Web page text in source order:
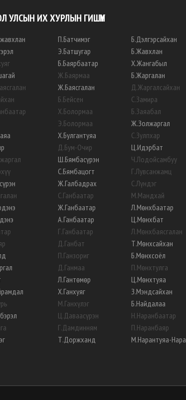
УЛСЫН ИХ ХУРЛЫН ГИШҮҮН
П.Батчимэг
Э.Батшугар
Б.Баярбаатар
Ж.Баярмаа
Ж.Баясгалан
Б.Бейсен
Х.Болормаа
Э.Болормаа
Х.Булгантуяа
Д.Бум-Очир
Ш.Бямбасүрэн
С.Бямбацогт
Ж.Галбадрах
С.Ганбаатар
Ж.Ганбаатар
А.Ганбаатар
Г.Ганбаатар
Д.Ганбат
П.Ганзориг
Д.Ганмаа
Л.Гантөмөр
Х.Ганхуяг
М.Ганхүлэг
Ц.Даваасүрэн
Г.Дамдинням
Т.Доржханд
Б.Дэлгэрсайхан
Б.Жавхлан
Х.Жангабыл
Б.Жаргалан
Д.Жаргалсайхан
С.Замира
Б.Заяабал
Ж.Золжаргал
С.Зулпхар
Ц.Идэрбат
Ч.Лодойсамбуу
Г.Лувсанжамц
С.Лүндэг
М.Мандхай
Л.Мөнхбаатар
Ц.Мөнхбат
Л.Мөнхбаясгалан
Т.Мөнхсайхан
Б.Мөнхсоёл
П.Мөнхтулга
Ц.Мөнхтуяа
З.Мэндсайхан
Б.Найдалаа
Н.Наранбаатар
П.Наранбаяр
М.Нарантуяа-Нара